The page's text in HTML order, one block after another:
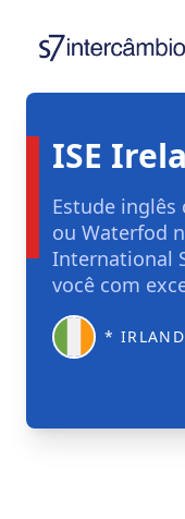
ISE
Estude
ou Waterfod
International
você com
*